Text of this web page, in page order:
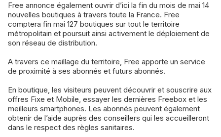
Free annonce également ouvrir d’ici la fin du mois de mai 14
nouvelles boutiques à travers toute la France. Free
comptera fin mai 127 boutiques sur tout le territoire
métropolitain et poursuit ainsi activement le déploiement de
son réseau de distribution.
A travers ce maillage du territoire, Free apporte un service
de proximité à ses abonnés et futurs abonnés.
En boutique, les visiteurs peuvent découvrir et souscrire aux
offres Fixe et Mobile, essayer les dernières Freebox et les
meilleurs smartphones. Les abonnés peuvent également
obtenir de l’aide auprès des conseillers qui les accueilleront
dans le respect des règles sanitaires.